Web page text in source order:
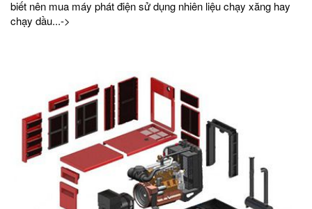
biết nên mua máy phát điện sử dụng nhiên liệu chạy xăng hay
chạy dầu...->